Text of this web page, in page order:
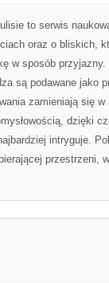
to serwis
oraz o bliskich,
w sposób
są podawane jako
zamieniają się w
dzięki
intryguje.
przestrzeni,